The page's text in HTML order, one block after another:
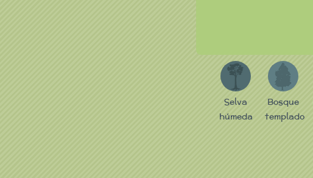
S
Selva
húmeda
B
Bosque
templado